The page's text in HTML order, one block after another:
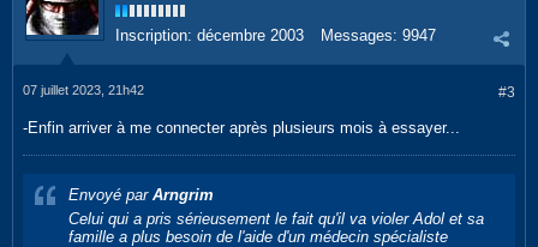
Inscription: décembre 2003 Messages: 9947
#3
07 juillet 2023, 21h42
-Enfin arriver à me connecter après plusieurs mois à essayer...
Envoyé par Arngrim
Celui qui a pris sérieusement le fait qu'il va violer Adol et sa
famille a plus besoin de l'aide d'un médecin spécialiste